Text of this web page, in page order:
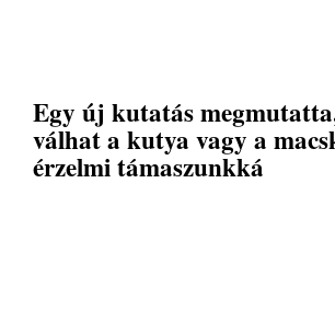
Egy új kutatás
válhat a kutya vagy a
érzelmi támaszunkká